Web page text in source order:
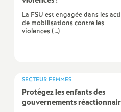
La FSU est engagée dans les
de mobilisations contre les
violences (…)
SECTEUR FEMMES
Protégez les enfants des
gouvernements